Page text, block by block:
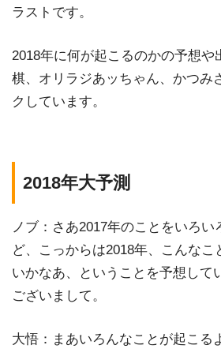
ラストです。
2018年に何が起こるのかの予想や
棋、オリラジあッちゃん、かつみ
クしています。
2018年大予測
ノブ：さあ2017年のことをいろい
ど、こっからは2018年、こんなこ
いかなあ、ということを予想して
ございまして。
大悟：まあいろんなことが起こる